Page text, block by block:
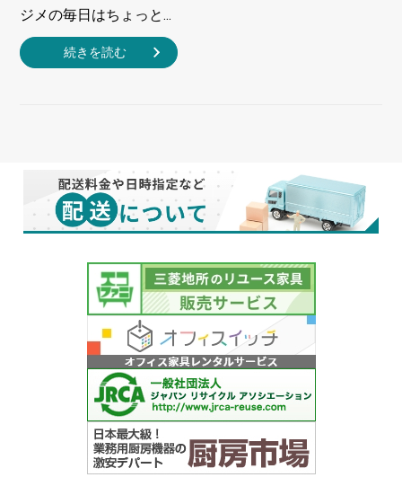
ジメの毎日はちょっと...
続きを読む